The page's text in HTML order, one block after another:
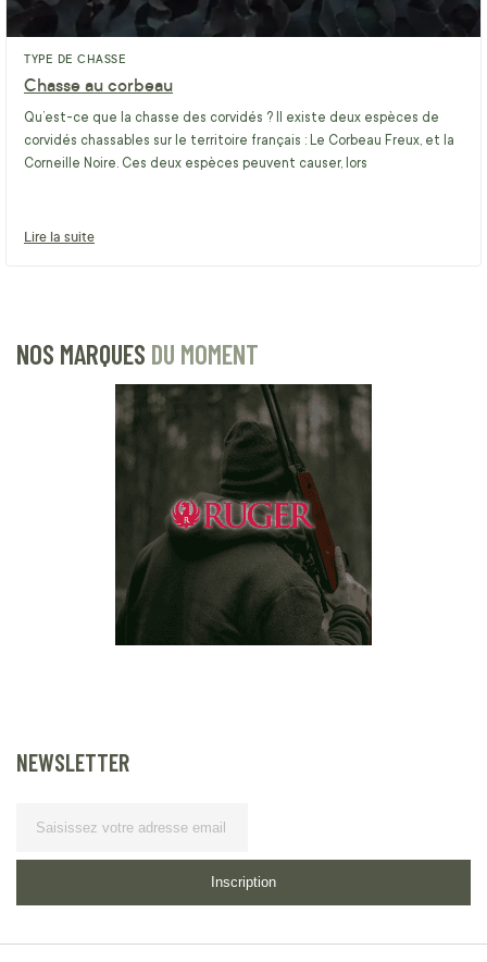
TYPE DE CHASSE
Chasse au corbeau
Qu’est-ce que la chasse des corvidés ? Il existe deux espèces de
corvidés chassables sur le territoire français : Le Corbeau Freux, et la
Corneille Noire. Ces deux espèces peuvent causer, lors
Lire la suite
NOS MARQUES DU MOMENT
NEWSLETTER
Inscription